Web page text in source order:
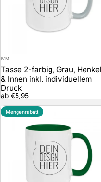
Anbieter:
IVM
Tasse 2-farbig, Grau, Henkel
& Innen inkl. individuellem
Druck
ab €5,95
Mengenrabatt